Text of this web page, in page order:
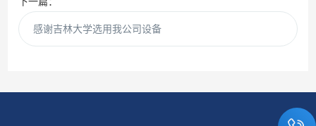
感谢吉林大学选用我公司设备